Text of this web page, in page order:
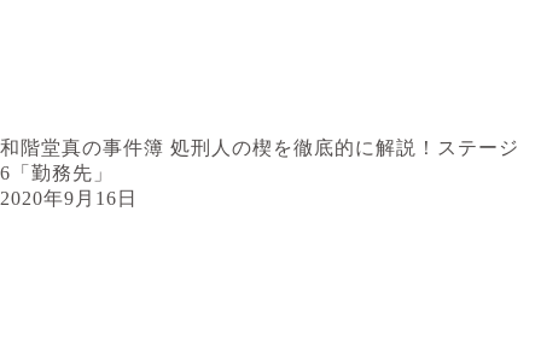
和階堂真の事件簿 処刑人の楔を徹底的に解説！ステージ
6「勤務先」
2020年9月16日